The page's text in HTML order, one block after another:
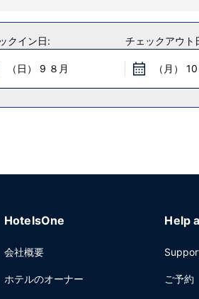
しみましょう。朝食ビュッフェは、平日
クイン日:
（日） 9 ８月
チェックアウト
（月）
HotelsOne
会社概要
ホテルのオーナー
Help
ご予約